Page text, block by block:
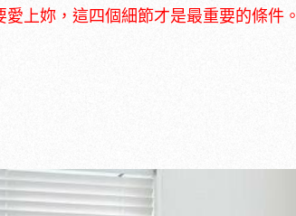
愛上妳，這四個細節才是最重要的條件。